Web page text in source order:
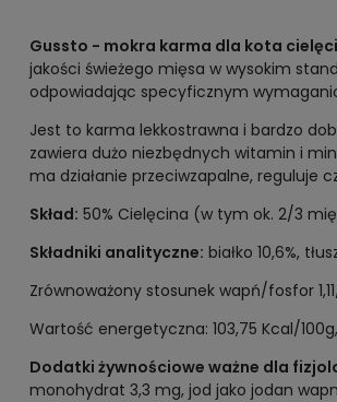
Gussto - mokra karma dla kota
jakości świeżego mięsa w wysokim
odpowiadając specyficznym
Jest to karma lekkostrawna i bardzo
zawiera dużo niezbędnych witamin i
ma działanie przeciwzapalne, reguluje
Skład: 50% Cielęcina (w tym ok. 2/3
Składniki analityczne: białko 10,6%,
Zrównoważony stosunek wapń/fosfor
Wartość energetyczna: 103,75 Kcal/
Dodatki żywnościowe ważne dla
monohydrat 3,3 mg, jod jako jodan